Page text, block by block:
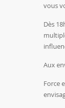
vous
Dès
Aux
Force